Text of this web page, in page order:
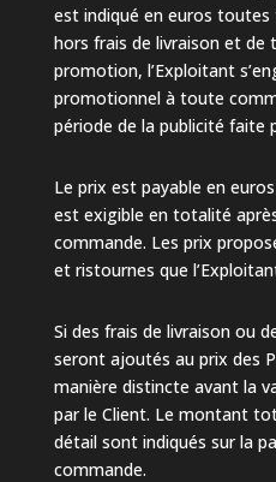
est indiqué en euros toutes
hors frais de livraison et de
promotion, l’Exploitant
promotionnel à toute
période de la publicité faite
Le prix est payable en
est exigible en totalité
commande. Les prix
et ristournes que
Si des frais de livraison ou
seront ajoutés au prix des
manière distincte avant la
par le Client. Le montant
détail sont indiqués sur la
commande.